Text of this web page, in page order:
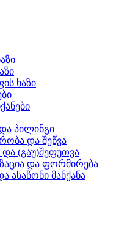
ხაზი
პილინგი
და შეწვა
და (გაუ)შეფუთვა
და ფორმირება
ასაწონი მანქანა